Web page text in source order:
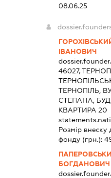
08.06.25
ІВАНОВИЧ
46027,
ТЕРНОПІЛЬ,
СТЕПАНА,
КВАРТИРА 20
Розмір внеску
фонду (грн.):
БОГДАНОВИЧ